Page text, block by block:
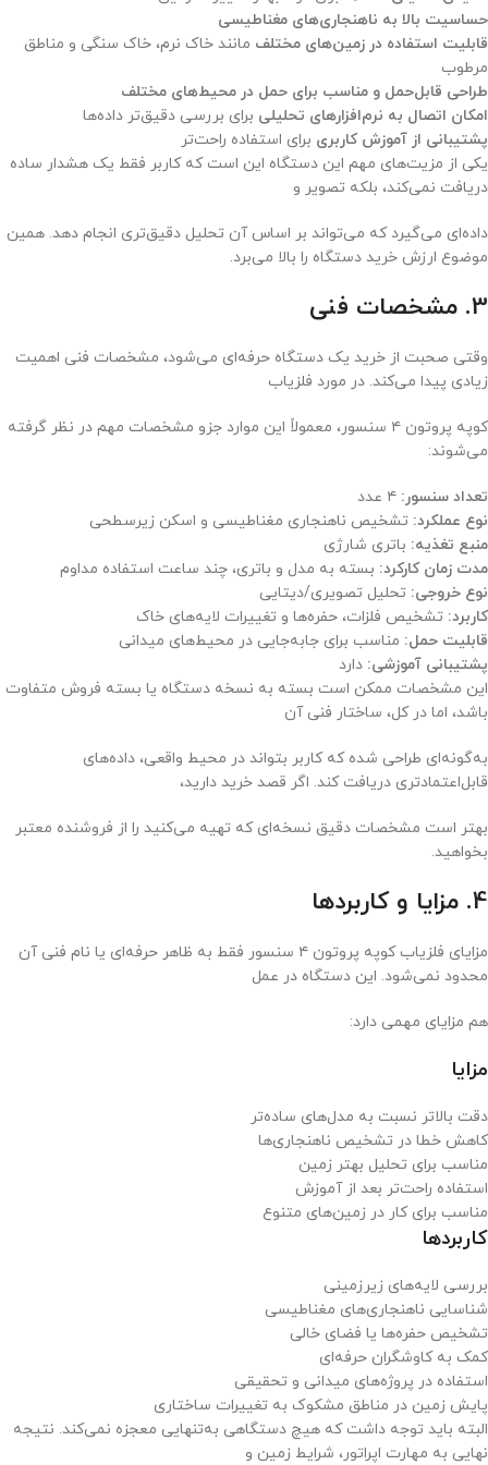
حساسیت بالا به ناهنجاری‌های مغناطیسی
قابلیت استفاده در زمین‌های مختلف مانند خاک نرم، خاک سنگی و مناطق
مرطوب
طراحی قابل‌حمل و مناسب برای حمل در محیط‌های مختلف
امکان اتصال به نرم‌افزارهای تحلیلی برای بررسی دقیق‌تر داده‌ها
پشتیبانی از آموزش کاربری برای استفاده راحت‌تر
یکی از مزیت‌های مهم این دستگاه این است که کاربر فقط یک هشدار ساده
دریافت نمی‌کند، بلکه تصویر و
داده‌ای می‌گیرد که می‌تواند بر اساس آن تحلیل دقیق‌تری انجام دهد. همین
موضوع ارزش خرید دستگاه را بالا می‌برد.
3. مشخصات فنی
وقتی صحبت از خرید یک دستگاه حرفه‌ای می‌شود، مشخصات فنی اهمیت
زیادی پیدا می‌کند. در مورد فلزیاب
کوپه پروتون ۴ سنسور، معمولاً این موارد جزو مشخصات مهم در نظر گرفته
می‌شوند:
تعداد سنسور:
نوع عملکرد: تشخیص ناهنجاری مغناطیسی و اسکن زیرسطحی
منبع تغذیه: باتری شارژی
مدت زمان کارکرد: بسته به مدل و باتری، چند ساعت استفاده مداوم
نوع خروجی: تحلیل تصویری/دیتایی
کاربرد: تشخیص فلزات، حفره‌ها و تغییرات لایه‌های خاک
قابلیت حمل: مناسب برای جابه‌جایی در محیط‌های میدانی
پشتیبانی آموزشی: دارد
این مشخصات ممکن است بسته به نسخه دستگاه یا بسته فروش متفاوت
باشد، اما در کل، ساختار فنی آن
به‌گونه‌ای طراحی شده که کاربر بتواند در محیط واقعی، داده‌های
قابل‌اعتماد‌تری دریافت کند. اگر قصد خرید دارید،
بهتر است مشخصات دقیق نسخه‌ای که تهیه می‌کنید را از فروشنده معتبر
بخواهید.
4. مزایا و کاربردها
مزایای فلزیاب کوپه پروتون ۴ سنسور فقط به ظاهر حرفه‌ای یا نام فنی آن
محدود نمی‌شود. این دستگاه در عمل
هم مزایای مهمی دارد:
مزایا
دقت بالاتر نسبت به مدل‌های ساده‌تر
کاهش خطا در تشخیص ناهنجاری‌ها
مناسب برای تحلیل بهتر زمین
استفاده راحت‌تر بعد از آموزش
مناسب برای کار در زمین‌های متنوع
کاربردها
بررسی لایه‌های زیرزمینی
شناسایی ناهنجاری‌های مغناطیسی
تشخیص حفره‌ها یا فضای خالی
کمک به کاوشگران حرفه‌ای
استفاده در پروژه‌های میدانی و تحقیقی
پایش زمین در مناطق مشکوک به تغییرات ساختاری
البته باید توجه داشت که هیچ دستگاهی به‌تنهایی معجزه نمی‌کند. نتیجه
نهایی به مهارت اپراتور، شرایط زمین و